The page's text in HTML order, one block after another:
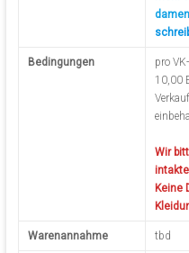
Bedingungen
pro
10,00
Wir
Keine
Warenannahme tbd